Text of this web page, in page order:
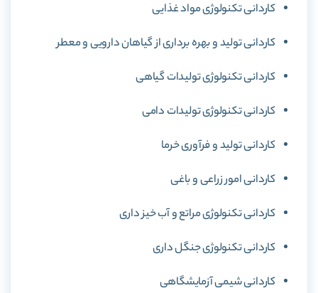
کاردانی تکنولوژی مواد غذایی
کاردانی تولید و بهره برداری از گیاهان دارویی و معطر
کاردانی تکنولوژی تولیدات گیاهی
کاردانی تکنولوژی تولیدات دامی
کاردانی تولید و فرآوری خرما
کاردانی امور زراعی و باغی
کاردانی تکنولوژی مراتع و آب خیز داری
کاردانی تکنولوژی جنگل داری
کاردانی شیمی آزمایشگاهی